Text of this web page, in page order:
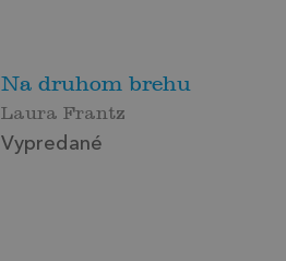
Na druhom brehu
Laura Frantz
Vypredané